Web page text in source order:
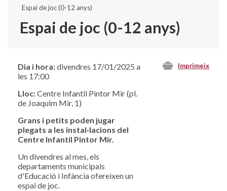
Espai de joc (0-12 anys)
Espai de joc (0-12 anys)
Imprimeix
Dia i hora:divendres 17/01/2025 a
les 17:00
Lloc:Centre Infantil Pintor Mir (pl.
de Joaquim Mir, 1)
Grans i petits poden jugar
plegats a les instal·lacions del
Centre Infantil Pintor Mir.
Un divendres al mes, els
departaments municipals
d'Educació i Infància ofereixen un
espai de joc.